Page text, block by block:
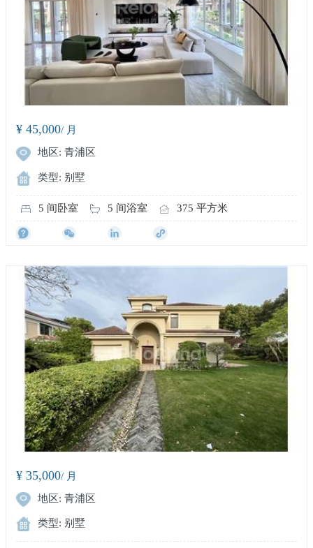
¥ 45,000/ 月
地区: 青浦区
类型: 别墅
5 间卧室 5 间浴室 375 平方米
¥ 35,000/ 月
地区: 青浦区
类型: 别墅